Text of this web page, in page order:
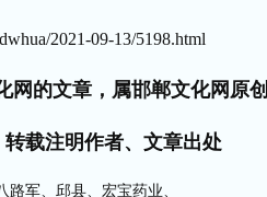
2021-09-13/5198.html
网的文章，属邯郸文化网原创
载注明作者、文章出处